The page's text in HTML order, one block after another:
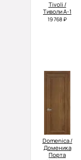
Tivoli /
Тиволи А-1
19 768 ₽
Domenica /
Доменика
Порта